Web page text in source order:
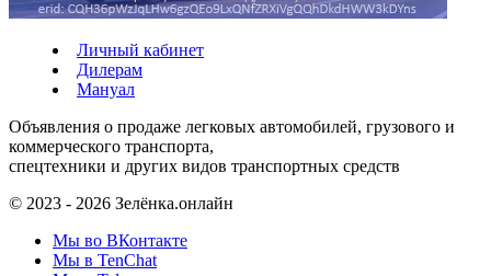
Личный кабинет
Дилерам
Мануал
Объявления о продаже легковых автомобилей, грузового и
коммерческого транспорта,
спецтехники и других видов транспортных средств
© 2023 - 2026 Зелёнка.онлайн
Мы во ВКонтакте
Мы в TenChat